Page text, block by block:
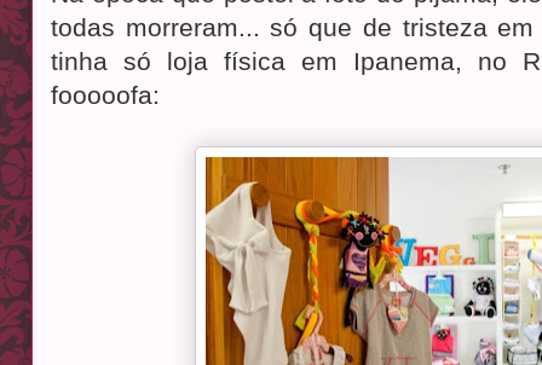
todas morreram... só que de tristeza
tinha só loja física em Ipanema, no
fooooofa: